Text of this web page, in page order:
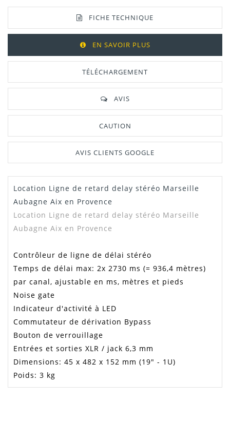
FICHE TECHNIQUE
EN SAVOIR PLUS
TÉLÉCHARGEMENT
AVIS
CAUTION
AVIS CLIENTS GOOGLE
Manuel /
Notice
Télécharger Dans L'onglet
"Téléchargement"
Location Ligne de retard delay stéréo Marseille
Aubagne Aix en Provence
Location Ligne de retard delay stéréo Marseille
Aubagne Aix en Provence
Contrôleur de ligne de délai stéréo
Temps de délai max: 2x 2730 ms (= 936,4 mètres)
par canal, ajustable en ms, mètres et pieds
Noise gate
Indicateur d'activité à LED
Commutateur de dérivation Bypass
Bouton de verrouillage
Entrées et sorties XLR / jack 6,3 mm
Dimensions: 45 x 482 x 152 mm (19" - 1U)
Poids: 3 kg